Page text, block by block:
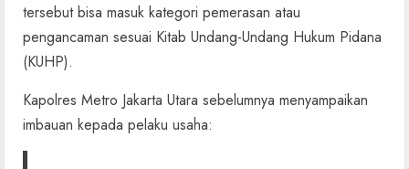
tersebut bisa masuk kategori pemerasan atau
pengancaman sesuai Kitab Undang-Undang Hukum Pidana
(KUHP).
Kapolres Metro Jakarta Utara sebelumnya menyampaikan
imbauan kepada pelaku usaha: